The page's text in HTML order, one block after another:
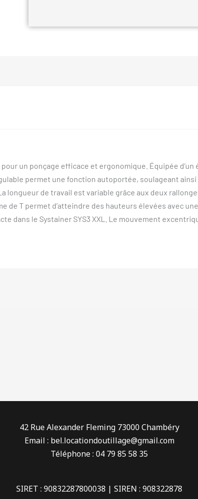
un ponçage efficace et ergonomique. Équipée
permet une fonction autoportée, soulageant ainsi
longueur de travail est variable grâce aux deux
de T permet d’atteindre des hauteurs élevées avec
dans le Systainer SYS3 XXL. Le mouvement
42 Rue Alexander Fleming 73000 Chambéry
Email : bel.locationdoutillage@gmail.com
Téléphone : 04 79 85 58 35
SIRET : 90832287800038 | SIREN : 908322878